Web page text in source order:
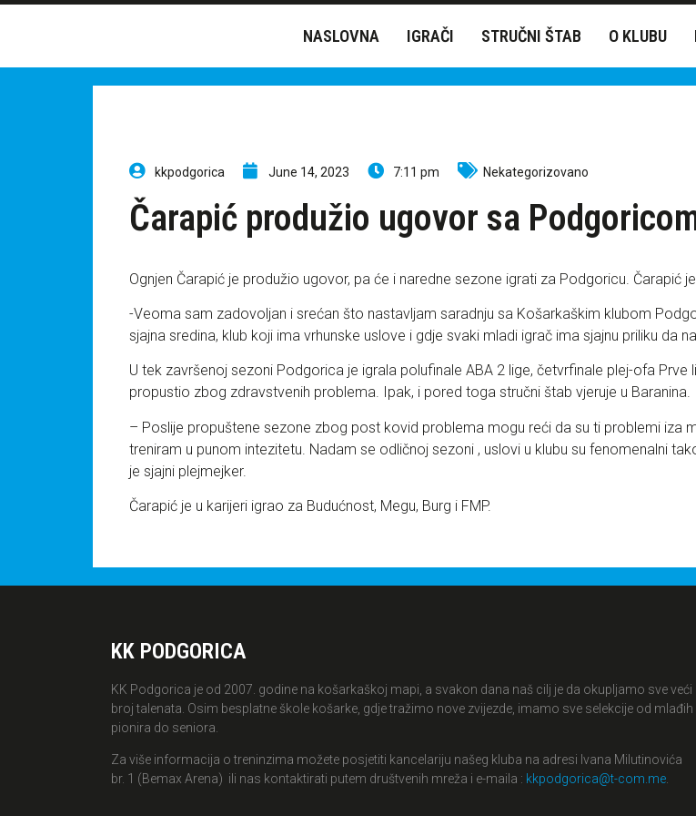
NASLOVNA IGRAČI STRUČNI ŠTAB O KLUBU
kkpodgorica June 14, 2023 7:11 pm Nekategorizovano
Čarapić produžio ugovor sa
Ognjen Čarapić je produžio ugovor, pa će i naredne sezone igrati za Podgoricu. Čarapić
-Veoma sam zadovoljan i srećan što nastavljam saradnju sa Košarkaškim klubom
sjajna sredina, klub koji ima vrhunske uslove i gdje svaki mladi igrač ima sjajnu priliku da
U tek završenoj sezoni Podgorica je igrala polufinale ABA 2 lige, četvrfinale plej-ofa Prve
propustio zbog zdravstvenih problema. Ipak, i pored toga stručni štab vjeruje u Baranina.
– Poslije propuštene sezone zbog post kovid problema mogu reći da su ti problemi iza
treniram u punom intezitetu. Nadam se odličnoj sezoni , uslovi u klubu su fenomenalni
je sjajni plejmejker.
Čarapić je u karijeri igrao za Budućnost, Megu, Burg i FMP.
KK PODGORICA
KK Podgorica je od 2007. godine na košarkaškoj mapi, a svakon dana naš cilj je da okupljamo sve veći
broj talenata. Osim besplatne škole košarke, gdje tražimo nove zvijezde, imamo sve selekcije od mlađih
pionira do seniora.
Za više informacija o treninzima možete posjetiti kancelariju našeg kluba na adresi Ivana Milutinovića
br. 1 (Bemax Arena) ili nas kontaktirati putem društvenih mreža i e-maila : kkpodgorica@t-com.me